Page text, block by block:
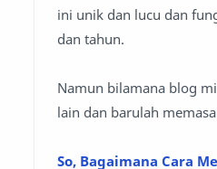
ini unik dan lucu dan
dan tahun.
Namun bilamana blog
lain dan barulah
So, Bagaimana Cara